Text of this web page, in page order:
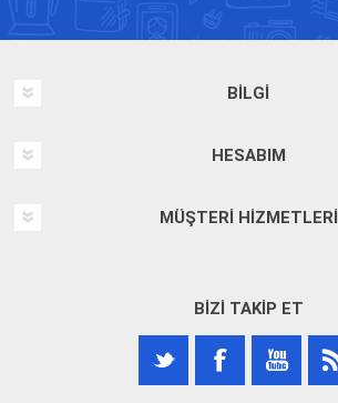
BILGI
HESABIM
MÜŞTERI HIZMETLERI
BIZI TAKIP ET